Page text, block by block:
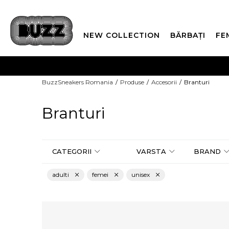
NEW COLLECTION BĂRBAȚI
CUMPĂRĂ ACUM,
BuzzSneakers Romania Produse Accesorii Branturi
Branturi
CATEGORII VARSTA BRAND
adulti femei unisex